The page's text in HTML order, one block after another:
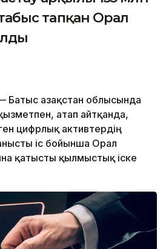
тапқан Орал
Қазақстан облысында
атап айтқанда,
цифрлық активтердің
іс бойынша Орал
қатысты қылмыстық іске